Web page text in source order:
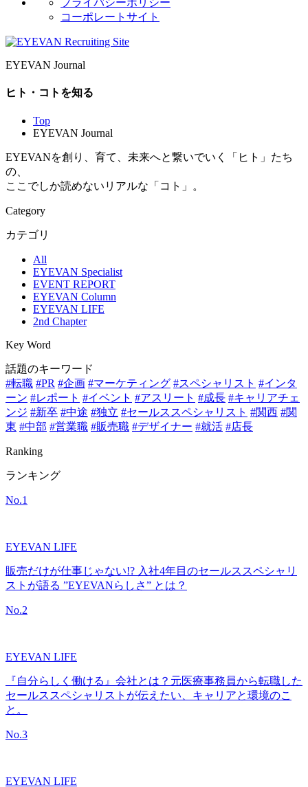
コーポレートサイト
EYEVAN Journal
ヒト・コトを知る
Top
EYEVAN Journal
EYEVANを創り、育て、未来へと繋いでいく「ヒト」たち
の、
ここでしか読めないリアルな「コト」。
Category
カテゴリ
All
EYEVAN Specialist
EVENT REPORT
EYEVAN Column
EYEVAN LIFE
2nd Chapter
Key Word
話題のキーワード
#転職 #PR #企画 #マーケティング #スペシャリスト #インタ
ーン #レポート #イベント #アスリート #成長 #キャリアチェ
ンジ #新卒 #中途 #独立 #セールススペシャリスト #関西 #関
東 #中部 #営業職 #販売職 #デザイナー #就活 #店長
Ranking
ランキング
No.1
EYEVAN LIFE
販売だけが仕事じゃない!? 入社4年目のセールススペシャリ
ストが語る ”EYEVANらしさ” とは？
No.2
EYEVAN LIFE
『自分らしく働ける』会社とは？元医療事務員から転職した
セールススペシャリストが伝えたい、キャリアと環境のこ
と。
No.3
EYEVAN LIFE